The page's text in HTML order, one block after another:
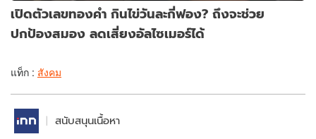
เปิดตัวเลขทองคำ กินไข่วันละกี่ฟอง? ถึงจะช่วย
ปกป้องสมอง ลดเสี่ยงอัลไซเมอร์ได้
แท็ก : สังคม
สนับสนุนเนื้อหา